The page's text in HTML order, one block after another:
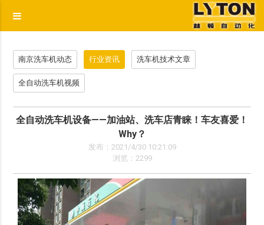
南京洗车机动态 行业资讯 洗车机技术文章
全自动洗车机视频
全自动洗车机设备——加油站、洗车店青睐！车友喜爱！
Why？
发布：2021/4/30 10:21:09
浏览：2299